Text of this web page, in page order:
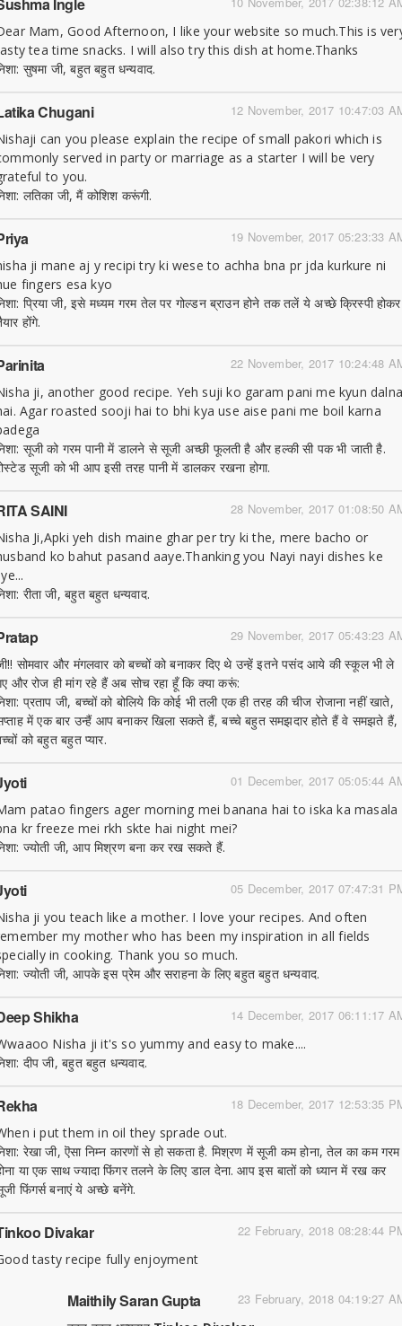
Mam, Good Afternoon, I like your website so much.This is
tea time snacks. I will also try this dish at home.Thanks
सुषमा जी, बहुत बहुत धन्यवाद.
12 November, 2017 10:47:03
Chugani
can you please explain the recipe of small pakori which is
served in party or marriage as a starter I will be very
to you.
लतिका जी, मैं कोशिश करूंगी.
19 November, 2017 05:23:33
ji mane aj y recipi try ki wese to achha bna pr jda kurkure ni
fingers esa kyo
प्रिया जी, इसे मध्यम गरम तेल पर गोल्डन ब्राउन होने तक तलें ये अच्छे क्रिस्पी होकर
होंगे.
22 November, 2017 10:24:48
ji, another good recipe. Yeh suji ko garam pani me kyun
Agar roasted sooji hai to bhi kya use aise pani me boil karna
सूजी को गरम पानी में डालने से सूजी अच्छी फूलती है और हल्की सी पक भी जाती है.
सूजी को भी आप इसी तरह पानी में डालकर रखना होगा.
28 November, 2017 01:08:50
SAINI
Ji,Apki yeh dish maine ghar per try ki the, mere bacho or
ko bahut pasand aaye.Thanking you Nayi nayi dishes ke
रीता जी, बहुत बहुत धन्यवाद.
29 November, 2017 05:43:23
सोमवार और मंगलवार को बच्चों को बनाकर दिए थे उन्हें इतने पसंद आये की स्कूल भी ले
और रोज ही मांग रहे हैं अब सोच रहा हूँ कि क्या करूं:
प्रताप जी, बच्चों को बोलिये कि कोई भी तली एक ही तरह की चीज रोजाना नहीं खाते,
में एक बार उन्हैं आप बनाकर खिला सकते हैं, बच्चे बहुत समझदार होते हैं वे समझते हैं,
को बहुत बहुत प्यार.
01 December, 2017 05:05:44
patao fingers ager morning mei banana hai to iska ka masala
kr freeze mei rkh skte hai night mei?
ज्योती जी, आप मिश्रण बना कर रख सकते हैं.
05 December, 2017 07:47:31
ji you teach like a mother. I love your recipes. And often
my mother who has been my inspiration in all fields
in cooking. Thank you so much.
ज्योती जी, आपके इस प्रेम और सराहना के लिए बहुत बहुत धन्यवाद.
14 December, 2017 06:11:17
Shikha
Nisha ji it's so yummy and easy to make....
दीप जी, बहुत बहुत धन्यवाद.
18 December, 2017 12:53:35
i put them in oil they sprade out.
रेखा जी, ऎसा निम्न कारणों से हो सकता है. मिश्रण में सूजी कम होना, तेल का कम गरम
या एक साथ ज्यादा फिंगर तलने के लिए डाल देना. आप इस बातों को ध्यान में रख कर
फिंगर्स बनाएं ये अच्छे बनेंगे.
22 February, 2018 08:28:44
Divakar
tasty recipe fully enjoyment
23 February, 2018 04:19:27
Maithily Saran Gupta